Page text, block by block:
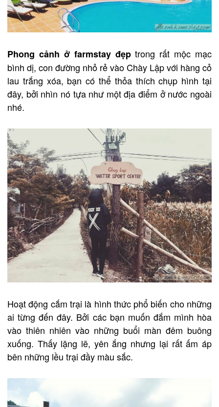
Phong cảnh ở farmstay đẹptrong rất mộc mạc
bình dị, con đường nhỏ rẻ vào Chày Lập với hàng cỏ
lau trắng xóa, bạn có thể thỏa thích chụp hình tại
đây, bởi nhìn nó tựa như một địa điểm ở nước ngoài
nhé.
Hoạt động cắm trại là hình thức phổ biến cho những
ai từng đến đây. Bởi các bạn muốn đắm mình hòa
vào thiên nhiên vào những buổi màn đêm buông
xuống. Thấy lặng lẽ, yên ắng nhưng lại rất ấm áp
bên những lều trại đầy màu sắc.